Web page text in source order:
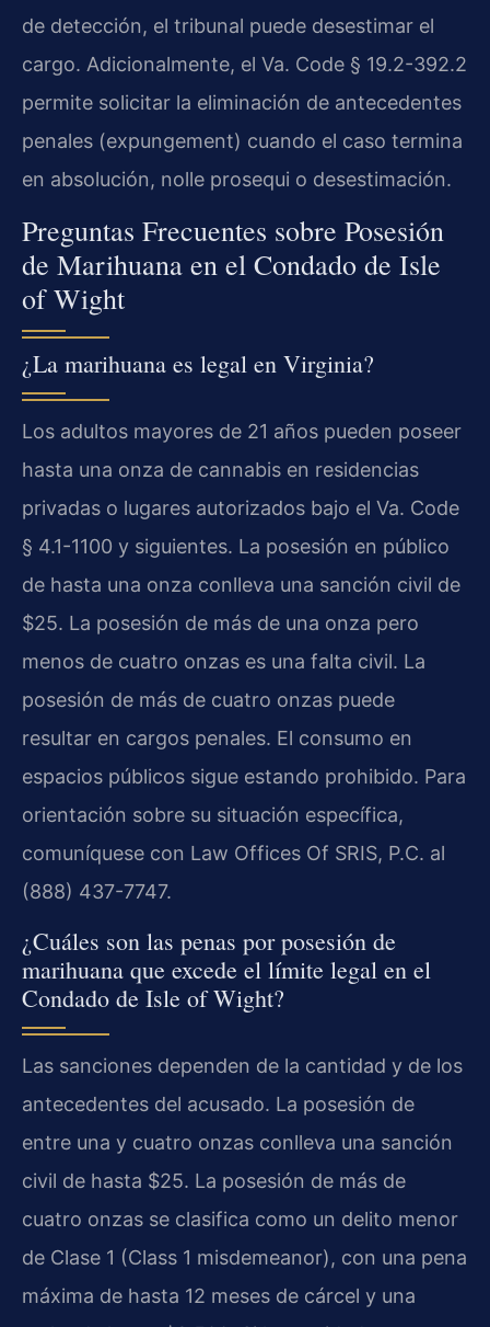
de detección, el tribunal puede desestimar el
cargo. Adicionalmente, el Va. Code § 19.2-392.2
permite solicitar la eliminación de antecedentes
penales (expungement) cuando el caso termina
en absolución, nolle prosequi o desestimación.
Preguntas Frecuentes sobre Posesión
de Marihuana en el Condado de Isle
of Wight
¿La marihuana es legal en Virginia?
Los adultos mayores de 21 años pueden poseer
hasta una onza de cannabis en residencias
privadas o lugares autorizados bajo el Va. Code
§ 4.1-1100 y siguientes. La posesión en público
de hasta una onza conlleva una sanción civil de
$25. La posesión de más de una onza pero
menos de cuatro onzas es una falta civil. La
posesión de más de cuatro onzas puede
resultar en cargos penales. El consumo en
espacios públicos sigue estando prohibido. Para
orientación sobre su situación específica,
comuníquese con Law Offices Of SRIS, P.C. al
(888) 437-7747.
¿Cuáles son las penas por posesión de
marihuana que excede el límite legal en el
Condado de Isle of Wight?
Las sanciones dependen de la cantidad y de los
antecedentes del acusado. La posesión de
entre una y cuatro onzas conlleva una sanción
civil de hasta $25. La posesión de más de
cuatro onzas se clasifica como un delito menor
de Clase 1 (Class 1 misdemeanor), con una pena
máxima de hasta 12 meses de cárcel y una